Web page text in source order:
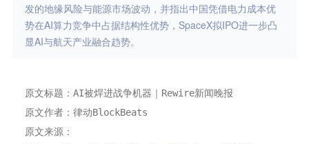
发的地缘风险与能源市场波动，并指出中国凭借电力成本优
势在AI算力竞争中占据结构性优势，SpaceX拟IPO进一步凸
显AI与航天产业融合趋势。
原文标题：AI被焊进战争机器｜Rewire新闻晚报
原文作者：律动BlockBeats
原文来源：